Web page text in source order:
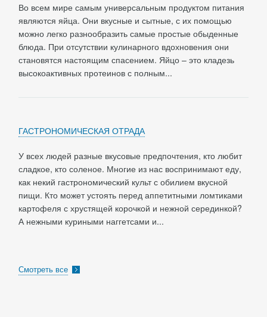
Во всем мире самым универсальным продуктом питания
являются яйца. Они вкусные и сытные, с их помощью
можно легко разнообразить самые простые обыденные
блюда. При отсутствии кулинарного вдохновения они
становятся настоящим спасением. Яйцо – это кладезь
высокоактивных протеинов с полным...
ГАСТРОНОМИЧЕСКАЯ ОТРАДА
У всех людей разные вкусовые предпочтения, кто любит
сладкое, кто соленое. Многие из нас воспринимают еду,
как некий гастрономический культ с обилием вкусной
пищи. Кто может устоять перед аппетитными ломтиками
картофеля с хрустящей корочкой и нежной серединкой?
А нежными куриными наггетсами и...
Смотреть все